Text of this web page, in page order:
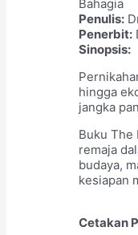
Bahagia
Penulis:
Penerbit:
Sinopsis:
hingga
jangka
Buku The
remaja
budaya,
kesiapan
Cetakan